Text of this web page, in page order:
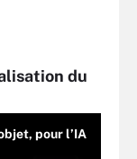
du
pour l’IA